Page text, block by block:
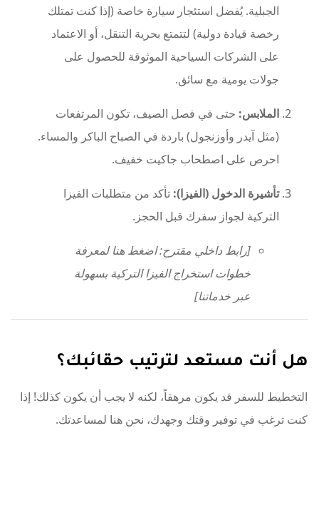
الجبلية. يُفضل استئجار سيارة خاصة (إذا كنت تمتلك
رخصة قيادة دولية) لتتمتع بحرية التنقل، أو الاعتماد
على الشركات السياحية الموثوقة للحصول على
جولات يومية مع سائق.
الملابس: حتى في فصل الصيف، تكون المرتفعات
(مثل آيدر وأوزنجول) باردة في الصباح الباكر والمساء.
احرص على اصطحاب جاكيت خفيف.
تأشيرة الدخول (الفيزا): تأكد من متطلبات الفيزا
التركية لجواز سفرك قبل الحجز.
[رابط داخلي مقترح: اضغط هنا لمعرفة
خطوات استخراج الفيزا التركية بسهولة
عبر خدماتنا]
هل أنت مستعد لترتيب حقائبك؟
التخطيط للسفر قد يكون مرهقاً، لكنه لا يجب أن يكون كذلك! إذا
كنت ترغب في توفير وقتك وجهدك، نحن هنا لمساعدتك.